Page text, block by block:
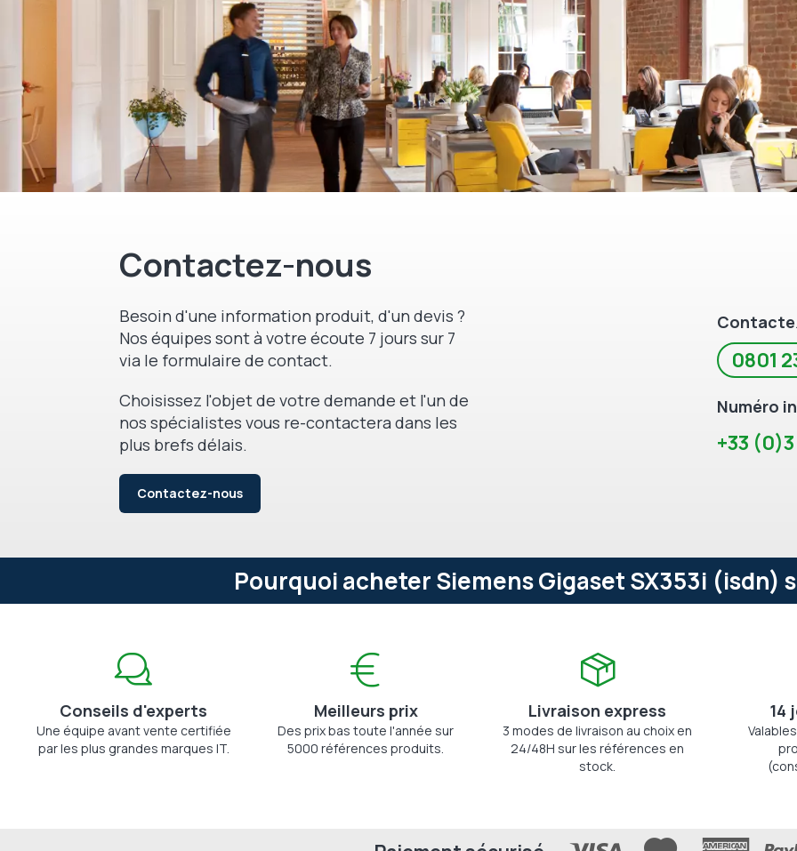
Contactez-nous
Besoin d'une information produit, d'un devis ?
Nos équipes sont à votre écoute 7 jours sur 7
via le formulaire de contact.
Choisissez l'objet de votre demande et l'un de
nos spécialistes vous re-contactera dans les
plus brefs délais.
Contactez-nous
0801
Numéro
+33
Pourquoi acheter Siemens Gigaset SX353i (isdn)
Conseils d'experts
Une équipe avant vente certifiée
par les plus grandes marques IT.
Meilleurs prix
Des prix bas toute l'année sur
5000 références produits.
Livraison express
3 modes de livraison au choix en
24/48H sur les références en
stock.
14